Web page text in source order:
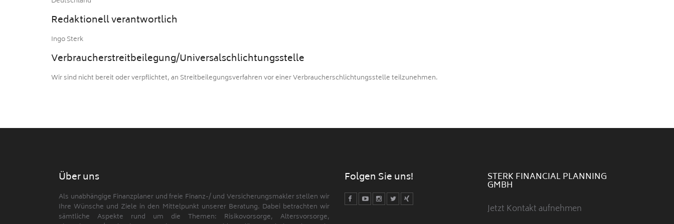
Redaktionell verantwortlich
Ingo Sterk
Verbraucher­streit­beilegung/Universal­schlichtungs­stelle
Wir sind nicht bereit oder verpflichtet, an Streitbeilegungsverfahren vor einer Verbraucherschlichtungsstelle teilzunehmen.
Über uns
Als unabhängige Finanzplaner und freie Finanz-/ und Versicherungsmakler stellen wir
Ihre Wünsche und Ziele in den Mittelpunkt unserer Beratung. Dabei betrachten wir
sämtliche Aspekte rund um die Themen: Risikovorsorge, Altersvorsorge,
Folgen Sie uns! STERK FINANCIAL PLANNING
GMBH
Jetzt Kontakt aufnehmen